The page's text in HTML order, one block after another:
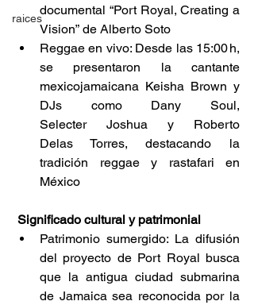
raices
documental “Port Royal, Creating a
Vision” de Alberto Soto
Reggae en vivo: Desde las 15:00 h,
se presentaron la cantante
mexicojamaicana Keisha Brown y
DJs como Dany Soul,
Selecter Joshua y Roberto
Delas Torres, destacando la
tradición reggae y rastafari en
México
Significado cultural y patrimonial
Patrimonio sumergido: La difusión
del proyecto de Port Royal busca
que la antigua ciudad submarina
de Jamaica sea reconocida por la